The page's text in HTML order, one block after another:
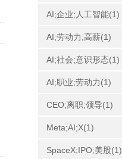
AI;企业;人工智能(1)
AI;劳动力;高薪(1)
AI;社会;意识形态(1)
AI;职业;劳动力(1)
CEO;离职;领导(1)
Meta;AI;X(1)
SpaceX;IPO;美股(1)